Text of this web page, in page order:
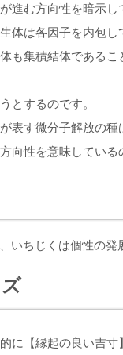
進む方向性を暗示し
体は各因子を内包し
も集積結体であるこ
とするのです。
表す微分子解放の種
向性を意味している
いちじくは個性の発
に【縁起の良い吉寸